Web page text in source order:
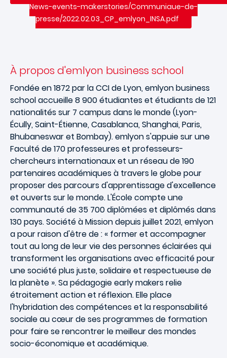
News-events-makerstories/Communique-de-
presse/2022.02.03_CP_emlyon_INSA.pdf
À propos d'emlyon business school
Fondée en 1872 par la CCI de Lyon, emlyon business
school accueille 8 900 étudiantes et étudiants de 121
nationalités sur 7 campus dans le monde (Lyon-
Écully, Saint-Étienne, Casablanca, Shanghai, Paris,
Bhubaneswar et Bombay). emlyon s'appuie sur une
Faculté de 170 professeures et professeurs-
chercheurs internationaux et un réseau de 190
partenaires académiques à travers le globe pour
proposer des parcours d'apprentissage d'excellence
et ouverts sur le monde. L'École compte une
communauté de 35 700 diplômées et diplômés dans
130 pays. Société à Mission depuis juillet 2021, emlyon
a pour raison d'être de : « former et accompagner
tout au long de leur vie des personnes éclairées qui
transforment les organisations avec efficacité pour
une société plus juste, solidaire et respectueuse de
la planète ». Sa pédagogie early makers relie
étroitement action et réflexion. Elle place
l'hybridation des compétences et la responsabilité
sociale au cœur de ses programmes de formation
pour faire se rencontrer le meilleur des mondes
socio-économique et académique.